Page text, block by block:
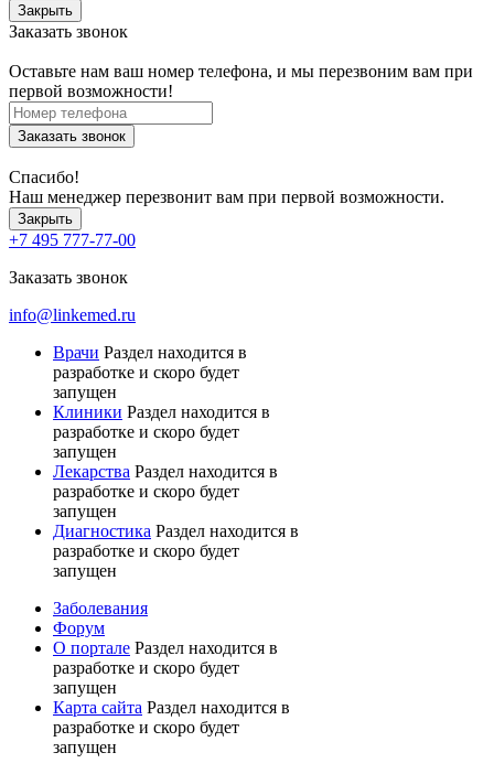
Закрыть
Заказать звонок
Оставьте нам ваш номер телефона, и мы перезвоним вам при
первой возможности!
Заказать звонок
Спасибо!
Наш менеджер перезвонит вам при первой возможности.
Закрыть
+7 495 777-77-00
Заказать звонок
info@linkemed.ru
Врачи Раздел находится в
разработке и скоро будет
запущен
Клиники Раздел находится в
разработке и скоро будет
запущен
Лекарства Раздел находится в
разработке и скоро будет
запущен
Диагностика Раздел находится в
разработке и скоро будет
запущен
Заболевания
Форум
О портале Раздел находится в
разработке и скоро будет
запущен
Карта сайта Раздел находится в
разработке и скоро будет
запущен